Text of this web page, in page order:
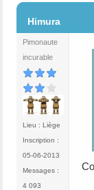
Himura
Pimonaute
incurable
Lieu : Liège
Inscription :
05-06-2013
Messages :
4 093